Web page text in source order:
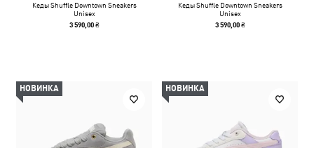
Кеды Shuffle Downtown Sneakers
Unisex
3 590,00 ₴
Кеды Shuffle Downtown Sneakers
Unisex
3 590,00 ₴
НОВИНКА НОВИНКА